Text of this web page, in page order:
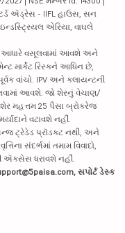
ઍડ્રેસ - IIFL હાઉસ, સન
ઇન્ડસ્ટ્રિયલ એરિયા, વાઘલે
આધારે વસૂલવામાં આવશે અને
માર્કેટ રિસ્કને આધિન છે,
વાંચો. IPV અને ક્લાયન્ટની
આવશે. જો શેરનું વેચાણ/
મહત્તમ 25 પૈસા બ્રોકરેજ
વટાવશે નહીં.
પ્રૉડક્ટ નથી, અને
સંદર્ભમાં તમામ વિવાદો,
ઍક્સેસ ધરાવશે નહીં.
સપોર્ટ ડેસ્ક